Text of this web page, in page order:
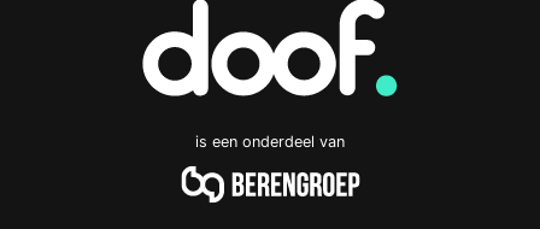
is een onderdeel van